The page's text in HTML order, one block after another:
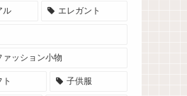
ル エレガント
ァッション小物
子供服